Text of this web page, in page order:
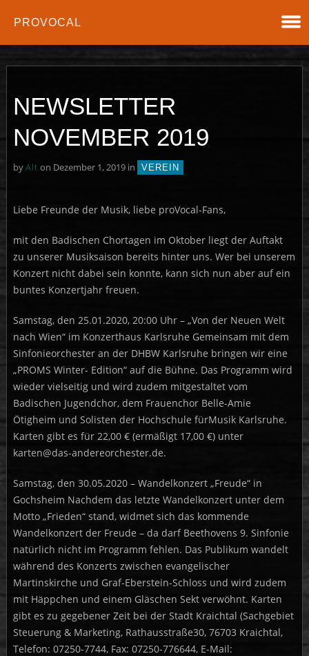
PROVOCAL
NEWSLETTER
NOVEMBER 2019
byAlt on Dezember 1, 2019 in VEREIN
Liebe Freunde der Musik, liebe proVocal-Fans,
mit den Badischen Chortagen im Oktober liegt der Auftakt
zu unserer Musiksaison bereits hinter uns. Wer bei unserem
Konzert nicht dabei sein konnte, kann sich nun aber auf ein
buntes Konzertjahr freuen.
Samstag, den 25.01.2020, 20:00 Uhr – „Von der Neuen Welt
nach Wien“ im Konzerthaus Karlsruhe Gemeinsam mit dem
Sinfonieorchester an der DHBW Karlsruhe bringen wir eine
„PROMS Winter- Edition“ auf die Bühne. Das Programm wird
wieder vielseitig und wird zudem mitgestaltet vom
Badischen Jugendchor, dem Frauenchor Belle-Amie
Ötigheim und Solisten der Hochschule fürMusik Karlsruhe.
Karten gibt es für 22,00 € (ermäßigt 17,00 €) unter
karten@das-andereorchester.de.
Samstag, den 30.05.2020 – Wandelkonzert „Freude“ in
Gochsheim Nachdem das letzte Wandelkonzert unter dem
Motto „Frieden“ stand, widmet sich das kommende
Wandelkonzert der Freude – da darf Beethovens 9. Sinfonie
natürlich nicht im Programm fehlen. Das Publikum wandelt
während des Konzerts zwischen evangelischer
Martinskirche und Graf-Eberstein-Schloss und wird zudem
mit Häppchen und einem Gläschen Sekt verwöhnt. Karten
gibt es zu gegebener Zeit bei der Stadt Kraichtal (Sachgebiet
Steuerung & Marketing, Rathausstraße30, 76703 Kraichtal,
Telefon: 07250-7744, Fax: 07250-776644, E-Mail: